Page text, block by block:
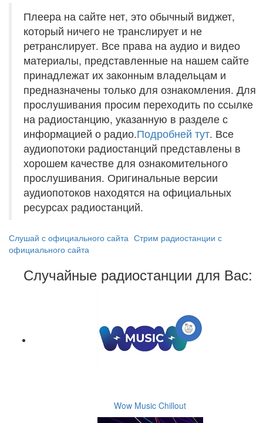
Плеера на сайте нет, это обычный виджет,
который ничего не транслирует и не
ретранслирует. Все права на аудио и видео
материалы, представленные на нашем сайте
принадлежат их законным владельцам и
предназначены только для ознакомления. Для
прослушивания просим переходить по ссылке
на радиостанцию, указанную в разделе с
информацией о радио.Подробней тут. Все
аудиопотоки радиостанций представлены в
хорошем качестве для ознакомительного
прослушивания. Оригинальные версии
аудиопотоков находятся на официальных
ресурсах радиостанций.
Слушай с официального сайта Стрим радиостанции с
официального сайта
Случайные радиостанции для Вас:
Wow Music Chillout